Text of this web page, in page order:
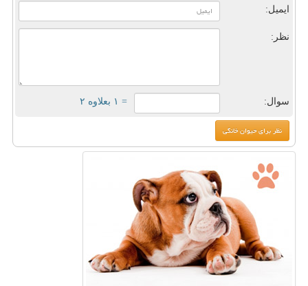
ایمیل:
نظر:
سوال: = ۱ بعلاوه ۲